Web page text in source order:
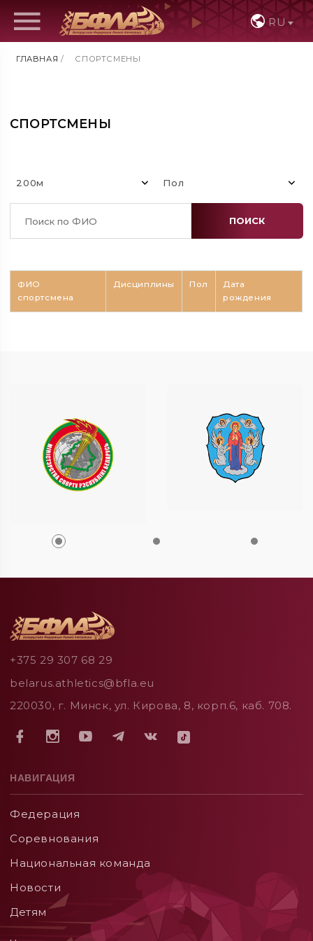
RU
ГЛАВНАЯ / СПОРТСМЕНЫ
СПОРТСМЕНЫ
200м Пол
ПОИСК
ФИО
спортсмена
Дисциплины Пол
Дата
рождения
+375 29 307 68 29
belarus.athletics@bfla.eu
220030, г. Минск, ул. Кирова, 8, корп.6, каб. 708.
НАВИГАЦИЯ
Федерация
Соревнования
Национальная команда
Новости
Детям